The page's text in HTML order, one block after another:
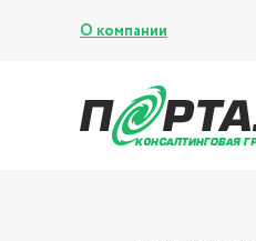
О компании